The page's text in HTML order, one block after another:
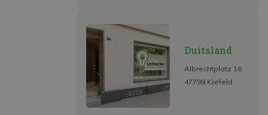
Duitsland
Albrechtplatz 16
47799 Krefeld